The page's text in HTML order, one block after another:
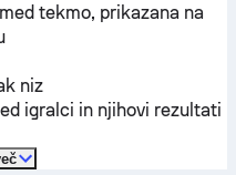
tekmo, prikazana na
niz
igralci in njihovi rezultati